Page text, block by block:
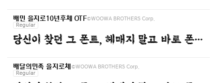
배민 을지로10년후체 OTF©WOOWA BROTHERS Corp.
Regular
당신이 찾던 그 폰트, 헤매지 말고 바로 폰코!
배달의민족 을지로체 ©WOOWA BROTHERS Corp.
Regular